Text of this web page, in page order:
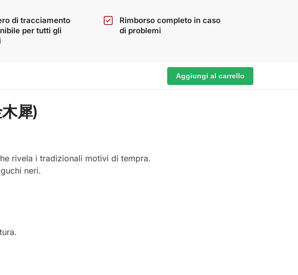
di tracciamento
per tutti gli
Rimborso completo in caso
di problemi
Aggiungi al carrello
犀)
rivela i tradizionali motivi di tempra.
neri.